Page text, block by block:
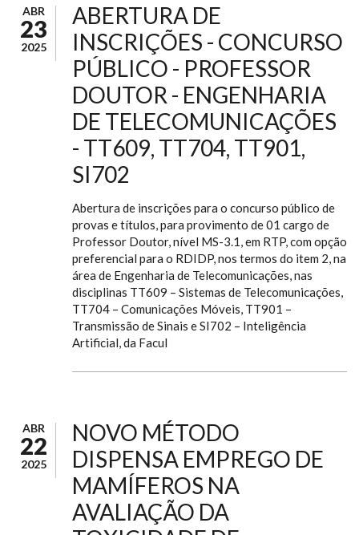
ABR
23
2025
ABERTURA DE
INSCRIÇÕES - CONCURSO
PÚBLICO - PROFESSOR
DOUTOR - ENGENHARIA
DE TELECOMUNICAÇÕES
- TT609, TT704, TT901,
SI702
Abertura de inscrições para o concurso público de
provas e títulos, para provimento de 01 cargo de
Professor Doutor, nível MS-3.1, em RTP, com opção
preferencial para o RDIDP, nos termos do item 2, na
área de Engenharia de Telecomunicações, nas
disciplinas TT609 – Sistemas de Telecomunicações,
TT704 – Comunicações Móveis, TT901 –
Transmissão de Sinais e SI702 – Inteligência
Artificial, da Facul
ABR
22
2025
NOVO MÉTODO
DISPENSA EMPREGO DE
MAMÍFEROS NA
AVALIAÇÃO DA